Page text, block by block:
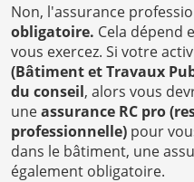
Non, l'assurance
obligatoire. Cela dépend
vous exercez. Si votre
(Bâtiment et Travaux
du conseil, alors vous
uneassurance RC pro
professionnelle) pour
dans le bâtiment, une
également obligatoire.